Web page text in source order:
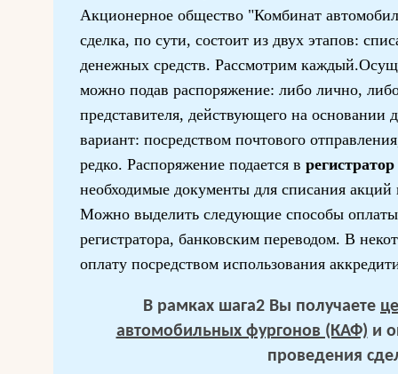
Акционерное общество "Комбинат
сделка, по сути, состоит из двух этапов:
денежных средств. Рассмотрим
можно подав распоряжение: либо лично,
представителя, действующего на основании
вариант: посредством почтового
редко. Распоряжение подается в
необходимые документы для списания
Можно выделить следующие способы
регистратора, банковским переводом. В
оплату посредством использования
В рамках шага2 Вы получаете
автомобильных фургонов (КАФ) и
проведения